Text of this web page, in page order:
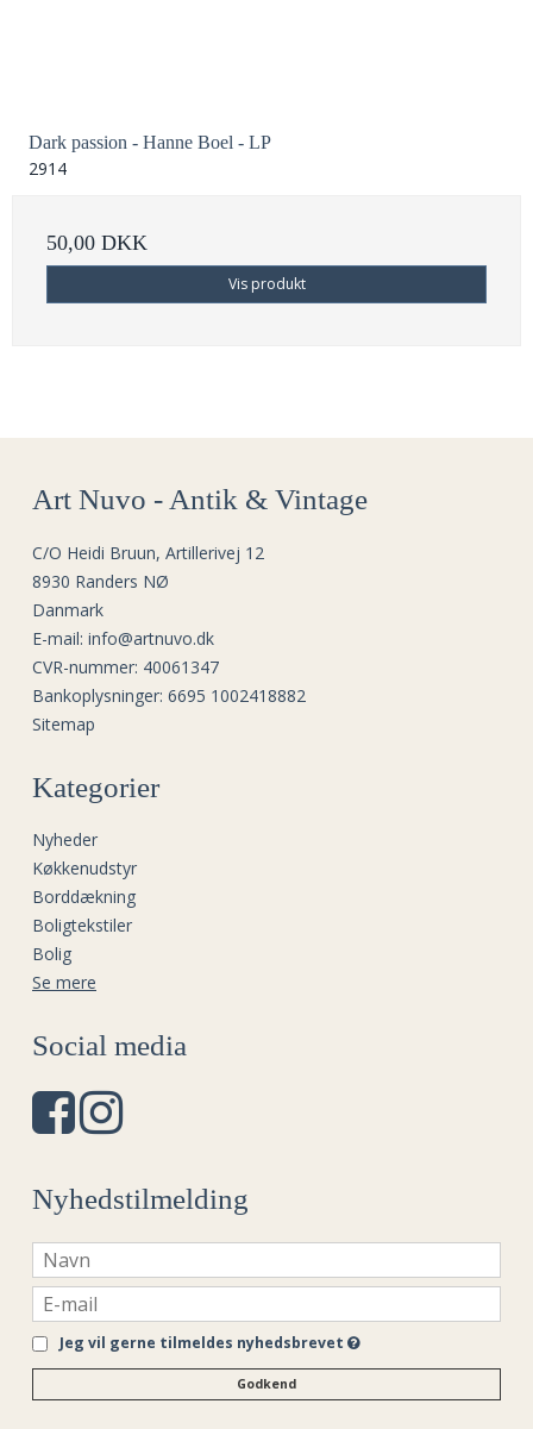
Dark passion - Hanne Boel - LP
2914
50,00 DKK
Vis produkt
Art Nuvo - Antik & Vintage
C/O Heidi Bruun, Artillerivej 12
8930 Randers NØ
Danmark
E-mail: info@artnuvo.dk
CVR-nummer: 40061347
Bankoplysninger: 6695 1002418882
Sitemap
Kategorier
Nyheder
Køkkenudstyr
Borddækning
Boligtekstiler
Bolig
Se mere
Social media
Nyhedstilmelding
Jeg vil gerne tilmeldes nyhedsbrevet
Godkend